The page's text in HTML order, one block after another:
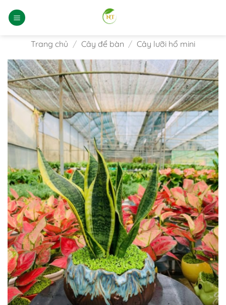
qua
Trang chủ / Cây để bàn / Cây lưỡi hổ mini